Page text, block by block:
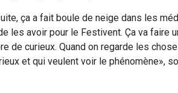
ça a fait boule de neige dans les
les avoir pour le Festivent. Ça va faire
de curieux. Quand on regarde les
et qui veulent voir le phénomène»,